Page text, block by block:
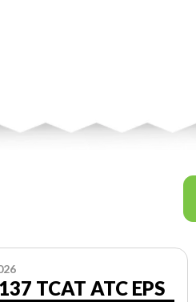
TCAT ATC EPS